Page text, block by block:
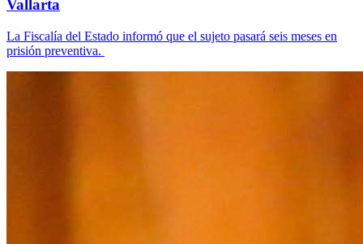
Vallarta
La Fiscalía del Estado informó que el sujeto pasará seis meses en
prisión preventiva.